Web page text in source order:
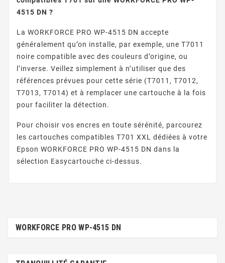
4515 DN ?
La WORKFORCE PRO WP-4515 DN accepte
généralement qu’on installe, par exemple, une T7011
noire compatible avec des couleurs d’origine, ou
l’inverse. Veillez simplement à n’utiliser que des
références prévues pour cette série (T7011, T7012,
T7013, T7014) et à remplacer une cartouche à la fois
pour faciliter la détection.
Pour choisir vos encres en toute sérénité, parcourez
les cartouches compatibles T701 XXL dédiées à votre
Epson WORKFORCE PRO WP-4515 DN dans la
sélection Easycartouche ci-dessus.
WORKFORCE PRO WP-4515 DN